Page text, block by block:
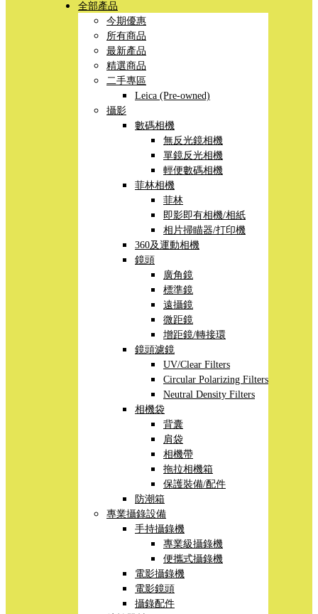
全部產品
今期優惠
所有商品
最新產品
精選商品
二手專區
Leica (Pre-owned)
攝影
數碼相機
無反光鏡相機
單鏡反光相機
輕便數碼相機
菲林相機
菲林
即影即有相機/相紙
相片掃瞄器/打印機
360及運動相機
鏡頭
廣角鏡
標準鏡
遠攝鏡
微距鏡
增距鏡/轉接環
鏡頭濾鏡
UV/Clear Filters
Circular Polarizing Filters
Neutral Density Filters
相機袋
背囊
肩袋
相機帶
拖拉相機箱
保護裝備/配件
防潮箱
專業攝錄設備
手持攝錄機
專業級攝錄機
便攜式攝錄機
電影攝錄機
電影鏡頭
攝錄配件